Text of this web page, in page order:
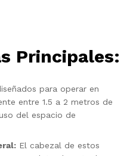
Principales:
para operar en
entre 1.5 a 2 metros de
del espacio de
El cabezal de estos